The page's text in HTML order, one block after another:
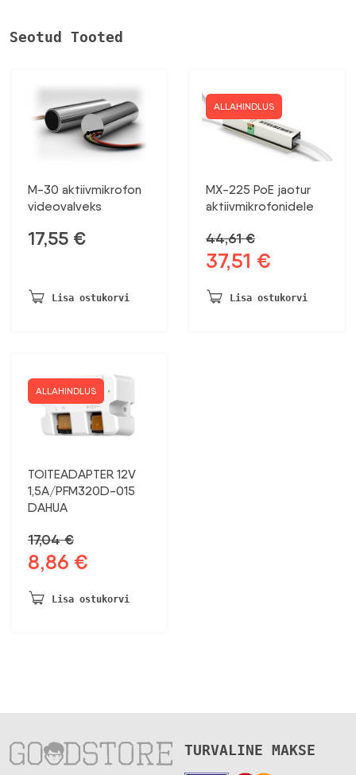
Seotud Tooted
M-30 aktiivmikrofon
videovalveks
17,55 €
Lisa ostukorvi
ALLAHINDLUS
MX-225 PoE jaotur
aktiivmikrofonidele
44,61€
Algne
oli:
37,51 €
on:
Lisa ostukorvi
ALLAHINDLUS
TOITEADAPTER 12V
1,5A/PFM320D-015
DAHUA
17,04€
Algne
oli:
8,86 €
on:
Lisa ostukorvi
TURVALINE MAKSE